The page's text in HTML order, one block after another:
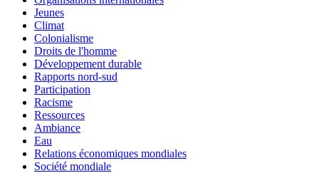
Jeunes
Climat
Colonialisme
Droits de l'homme
Développement durable
Rapports nord-sud
Participation
Racisme
Ressources
Ambiance
Eau
Relations économiques mondiales
Société mondiale